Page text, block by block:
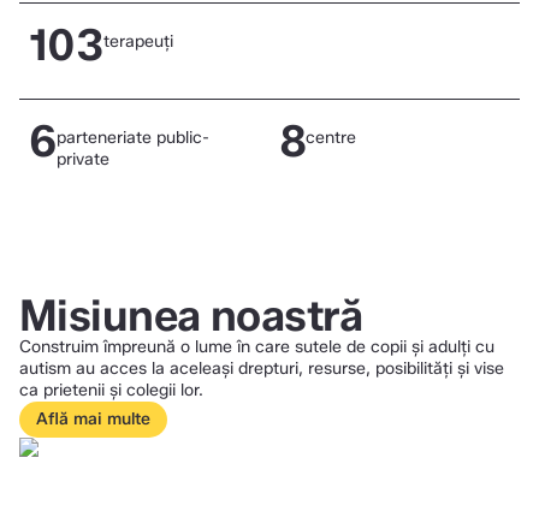
Află mai multe
103terapeuți
Află mai multe
6parteneriate public-
private
8centre
Misiunea noastră
Construim împreună o lume în care sutele de copii și adulți cu
autism au acces la aceleași drepturi, resurse, posibilități și vise
ca prietenii și colegii lor.
Află mai multe